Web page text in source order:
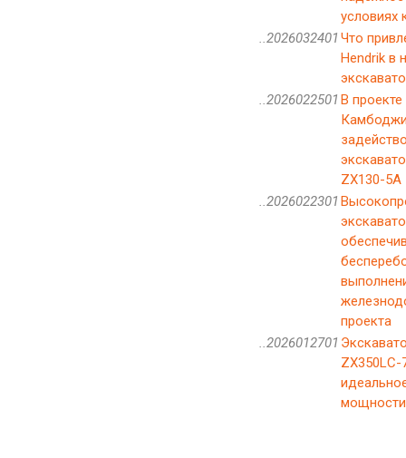
условиях
..2026032401 Что
Hendrik в
..2026022501 В
ZX130-5A
..2026022301
проекта
..2026012701
ZX350LC-
мощности